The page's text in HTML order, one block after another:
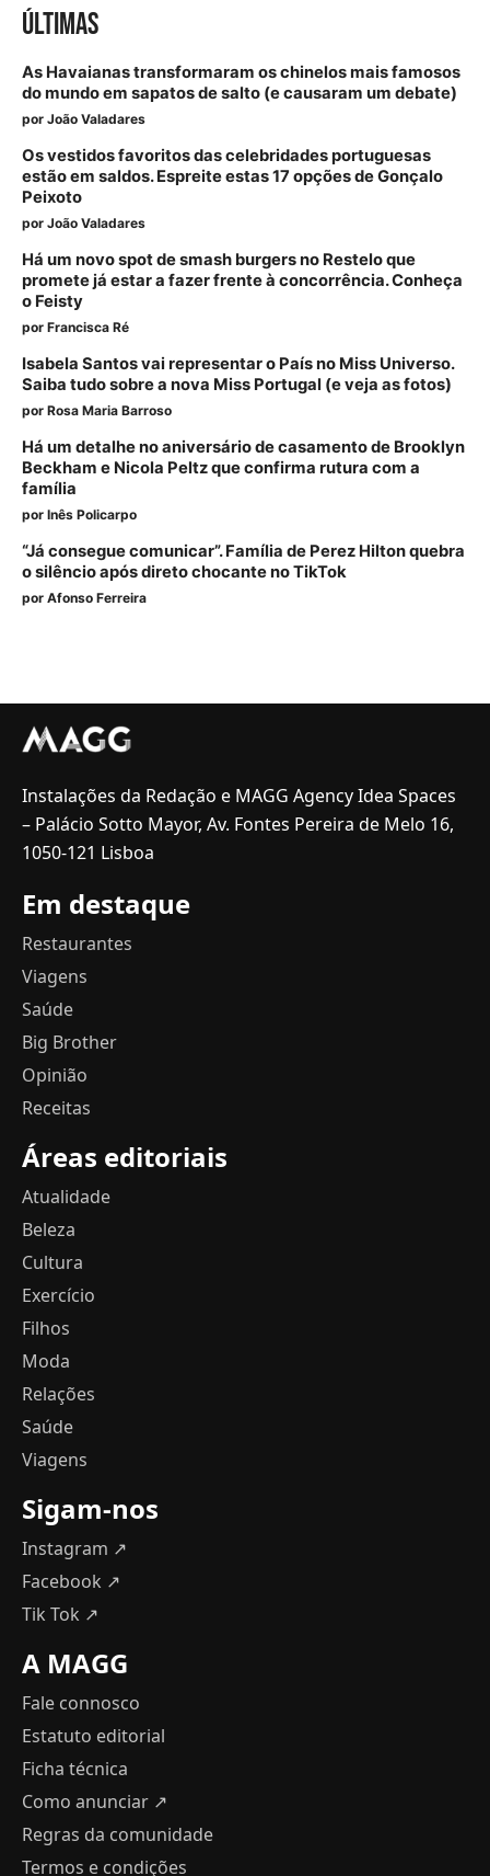
ÚLTIMAS
As Havaianas transformaram os chinelos mais famosos
do mundo em sapatos de salto (e causaram um debate)
por João Valadares
Os vestidos favoritos das celebridades portuguesas
estão em saldos. Espreite estas 17 opções de Gonçalo
Peixoto
por João Valadares
Há um novo spot de smash burgers no Restelo que
promete já estar a fazer frente à concorrência. Conheça
o Feisty
por Francisca Ré
Isabela Santos vai representar o País no Miss Universo.
Saiba tudo sobre a nova Miss Portugal (e veja as fotos)
por Rosa Maria Barroso
Há um detalhe no aniversário de casamento de Brooklyn
Beckham e Nicola Peltz que confirma rutura com a
família
por Inês Policarpo
“Já consegue comunicar”. Família de Perez Hilton quebra
o silêncio após direto chocante no TikTok
por Afonso Ferreira
Instalações da Redação e MAGG Agency Idea Spaces
– Palácio Sotto Mayor, Av. Fontes Pereira de Melo 16,
1050-121 Lisboa
Em destaque
Restaurantes
Viagens
Saúde
Big Brother
Opinião
Receitas
Áreas editoriais
Atualidade
Beleza
Cultura
Exercício
Filhos
Moda
Relações
Saúde
Viagens
Sigam-nos
Instagram ↗
Facebook ↗
Tik Tok ↗
A MAGG
Fale connosco
Estatuto editorial
Ficha técnica
Como anunciar ↗
Regras da comunidade
Termos e condições